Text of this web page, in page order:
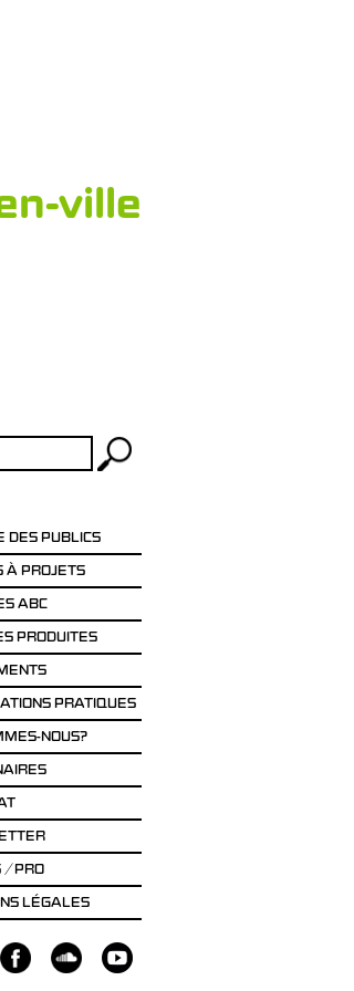
ville
DES PUBLICS
À PROJETS
ABC
PRODUITES
PRATIQUES
NOUS?
/ PRO
LÉGALES